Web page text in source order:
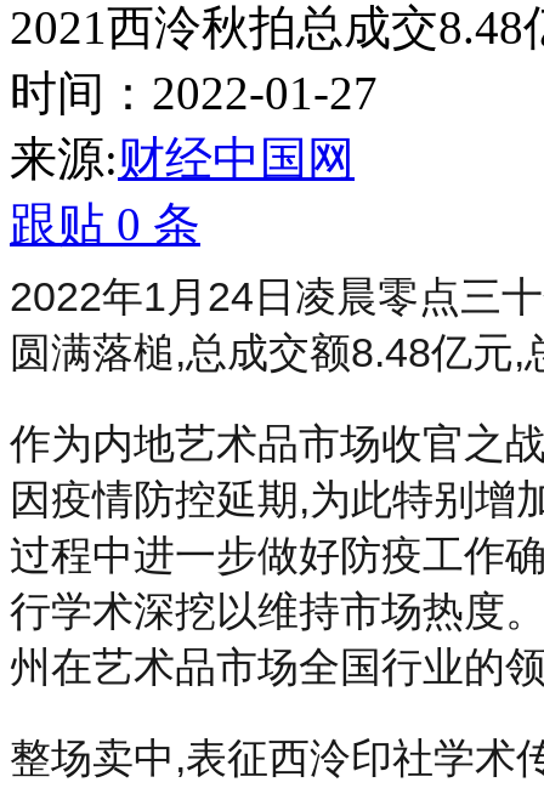
2021西泠秋拍总成交
时间：2022-01-27
来源:财经中国网
跟贴 0 条
2022年1月24日凌晨零点三
圆满落槌,总成交额8.48亿元,
作为内地艺术品市场收官之
因疫情防控延期,为此特别增
过程中进一步做好防疫工作
行学术深挖以维持市场热度
州在艺术品市场全国行业的
整场卖中,表征西泠印社学术